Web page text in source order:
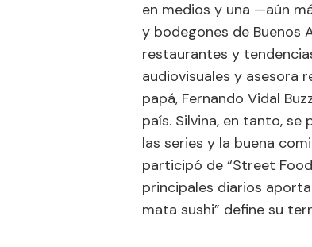
en medios y una —aún
y bodegones de Buenos
restaurantes y
audiovisuales y asesora
papá, Fernando Vidal
país. Silvina, en tanto,
las series y la buena
participó de “Street
principales diarios
mata sushi” define su